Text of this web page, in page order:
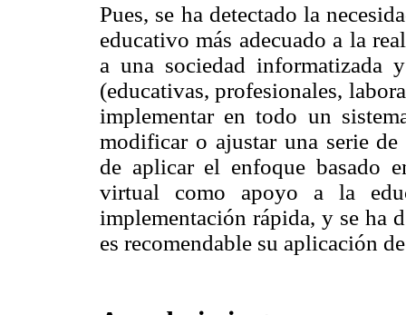
Pues, se ha detectado la
educativo más adecuado a la
a una sociedad informatizada
(educativas, profesionales,
implementar en todo un
modificar o ajustar una serie
de aplicar el enfoque basado
virtual como apoyo a la
implementación rápida, y se ha
es recomendable su aplicación